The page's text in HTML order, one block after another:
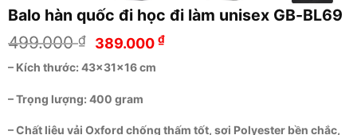
Balo hàn quốc đi học đi làm unisex GB-BL69
499.000₫
Giá
gốc
là:
499.000 ₫.
389.000₫Giá
– Kích thước: 43x31x16 cm
– Trọng lượng: 400 gram
– Chất liệu vải Oxford chống thấm tốt, sợi Polyester bền chắc,